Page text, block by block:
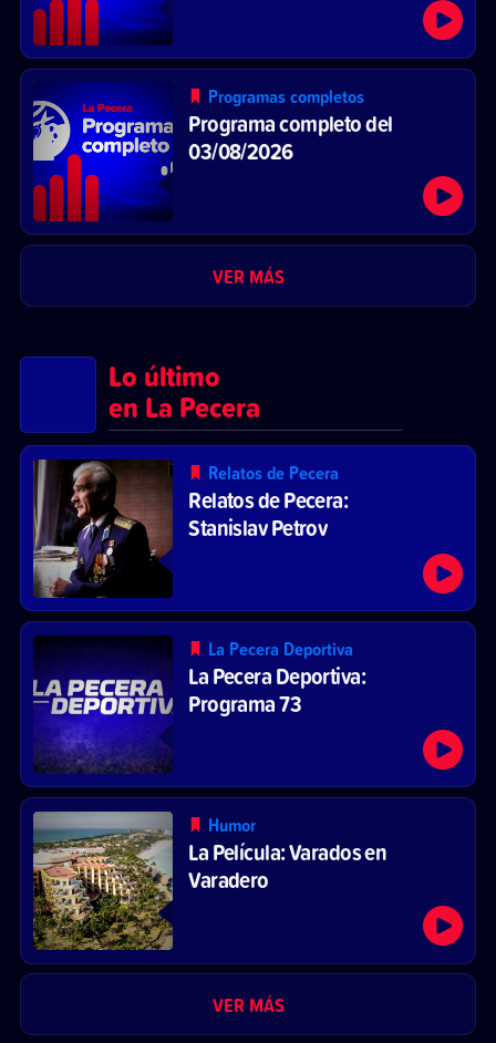
Programas completos
Programa completo del
03/08/2026
VER MÁS
Lo último
en La Pecera
Relatos de Pecera
Relatos de Pecera:
Stanislav Petrov
La Pecera Deportiva
La Pecera Deportiva:
Programa 73
Humor
La Película: Varados en
Varadero
VER MÁS